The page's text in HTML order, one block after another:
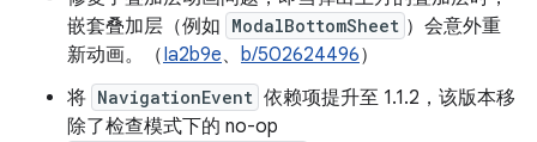
嵌套叠加层（例如 ModalBottomSheet ）会意外重
新动画。（Ia2b9e、 b/502624496）
将 NavigationEvent 依赖项提升至 1.1.2，该版本移
除了检查模式下的 no-op